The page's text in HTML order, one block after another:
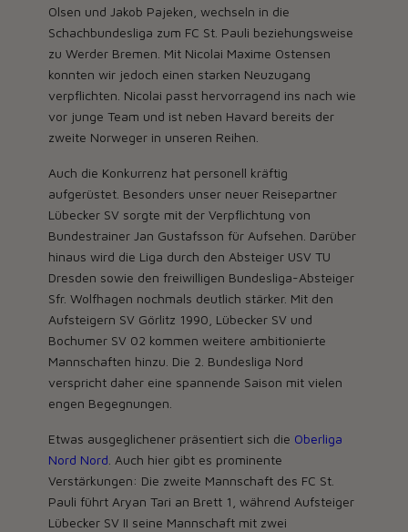
Olsen und Jakob Pajeken, wechseln in die
Schachbundesliga zum FC St. Pauli beziehungsweise
zu Werder Bremen. Mit Nicolai Maxime Ostensen
konnten wir jedoch einen starken Neuzugang
verpflichten. Nicolai passt hervorragend ins nach wie
vor junge Team und ist neben Havard bereits der
zweite Norweger in unseren Reihen.
Auch die Konkurrenz hat personell kräftig
aufgerüstet. Besonders unser neuer Reisepartner
Lübecker SV sorgte mit der Verpflichtung von
Bundestrainer Jan Gustafsson für Aufsehen. Darüber
hinaus wird die Liga durch den Absteiger USV TU
Dresden sowie den freiwilligen Bundesliga-Absteiger
Sfr. Wolfhagen nochmals deutlich stärker. Mit den
Aufsteigern SV Görlitz 1990, Lübecker SV und
Bochumer SV 02 kommen weitere ambitionierte
Mannschaften hinzu. Die 2. Bundesliga Nord
verspricht daher eine spannende Saison mit vielen
engen Begegnungen.
Etwas ausgeglichener präsentiert sich die Oberliga
Nord Nord. Auch hier gibt es prominente
Verstärkungen: Die zweite Mannschaft des FC St.
Pauli führt Aryan Tari an Brett 1, während Aufsteiger
Lübecker SV II seine Mannschaft mit zwei